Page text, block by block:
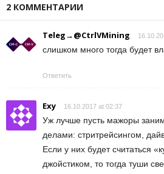
2 КОММЕНТАРИИ
Teleg→@CtrlVMining
слишком много тогда будет
Ответить
Exy 16.10.2017 at 02:37
Уж лучше пусть мажоры
делами: стритрейсингом,
Если у них будет считаться
джойстиком, то тогда туши